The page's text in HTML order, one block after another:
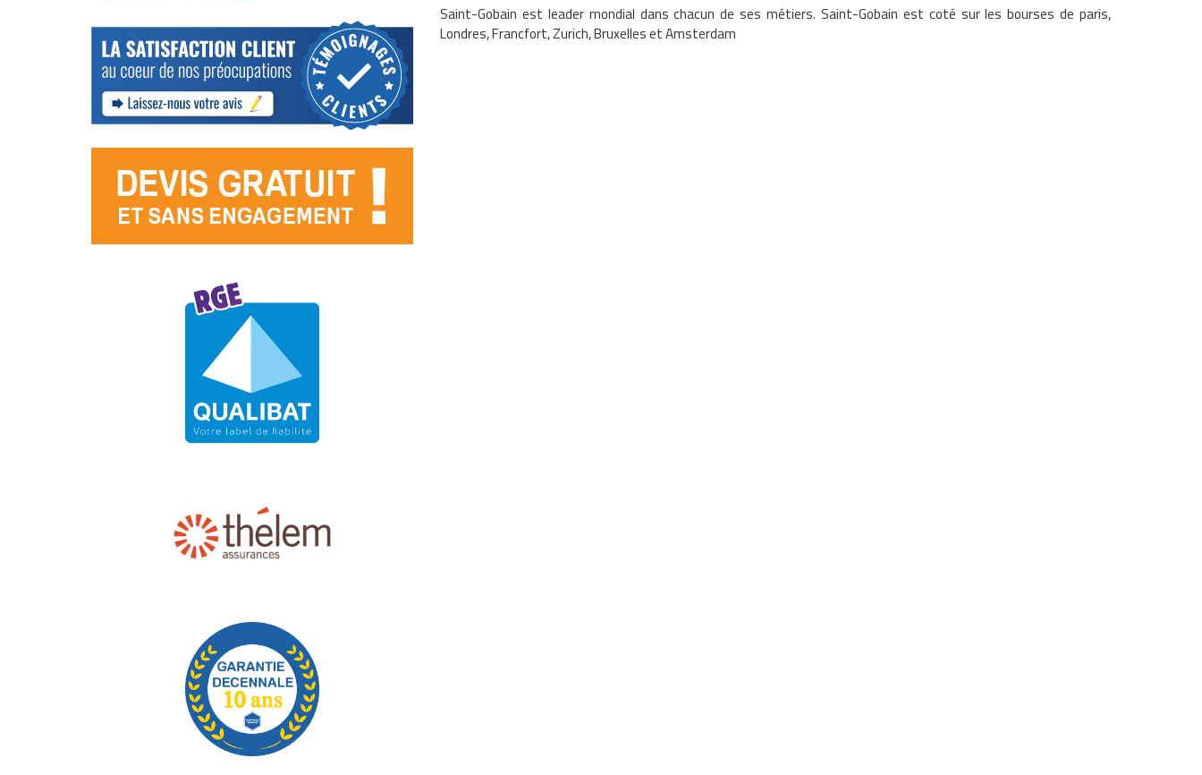
Saint-Gobain est leader mondial dans chacun de ses métiers. Saint-Gobain est coté sur les bourses de paris,
Londres, Francfort, Zurich, Bruxelles et Amsterdam